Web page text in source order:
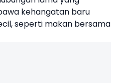
kehangatan baru
seperti makan bersama